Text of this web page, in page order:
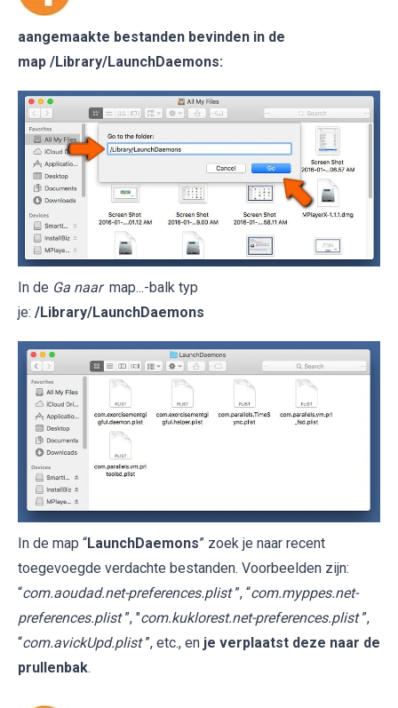
aangemaakte bestanden bevinden in de
map /Library/LaunchDaemons:
In de Ga naar map...-balk typ
je: /Library/LaunchDaemons
In de map “LaunchDaemons” zoek je naar recent
toegevoegde verdachte bestanden. Voorbeelden zijn:
“com.aoudad.net-preferences.plist ”, “com.myppes.net-
preferences.plist ”, "com.kuklorest.net-preferences.plist ”,
“com.avickUpd.plist ”, etc., en je verplaatst deze naar de
prullenbak.